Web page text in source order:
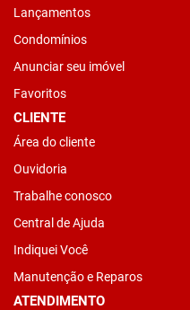
Lançamentos
Condomínios
Anunciar seu imóvel
Favoritos
CLIENTE
Área do cliente
Ouvidoria
Trabalhe conosco
Central de Ajuda
Indiquei Você
Manutenção e Reparos
ATENDIMENTO